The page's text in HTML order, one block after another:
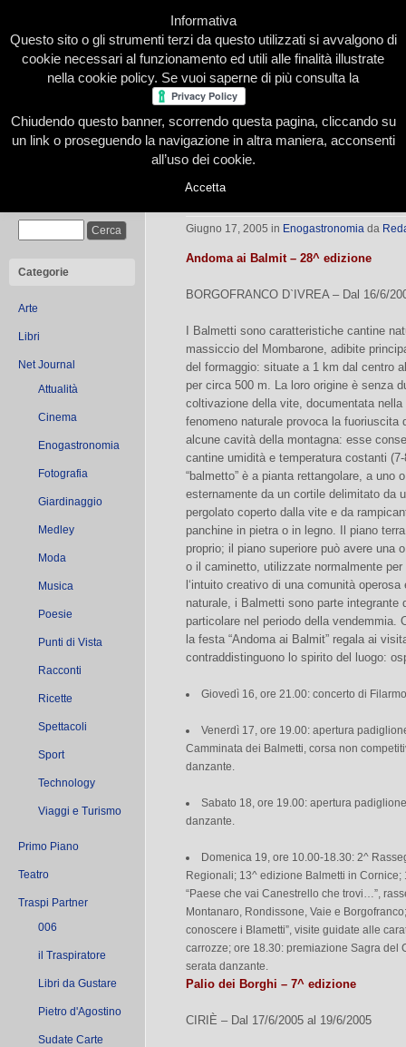
Home Presentazione Redazione Le nostre firme
Categorie
Arte
Libri
Net Journal
Attualità
Cinema
Enogastronomia
Fotografia
Giardinaggio
Medley
Moda
Musica
Poesie
Punti di Vista
Racconti
Ricette
Spettacoli
Sport
Technology
Viaggi e Turismo
Primo Piano
Teatro
Traspi Partner
006
il Traspiratore
Libri da Gustare
Pietro d'Agostino
Sudate Carte
Un weekend nel canavase
Giugno 17, 2005 in Enogastronomia da
Andoma ai Balmit – 28^ edizione
BORGOFRANCO D`IVREA – Dal 16/6/
I Balmetti sono caratteristiche cantine
massiccio del Mombarone, adibite
del formaggio: situate a 1 km dal centro
per circa 500 m. La loro origine è senza
coltivazione della vite, documentata
fenomeno naturale provoca la fuoriuscita
alcune cavità della montagna: esse
cantine umidità e temperatura costanti
“balmetto” è a pianta rettangolare, a uno
esternamente da un cortile delimitato da
pergolato coperto dalla vite e da
panchine in pietra o in legno. Il piano
proprio; il piano superiore può avere una
o il caminetto, utilizzate normalmente
l‘intuito creativo di una comunità
naturale, i Balmetti sono parte
particolare nel periodo della vendemmia.
la festa “Andoma ai Balmit” regala ai
contraddistinguono lo spirito del luogo:
Giovedì 16, ore 21.00: concerto di
Venerdì 17, ore 19.00: apertura
Camminata dei Balmetti, corsa non
danzante.
Sabato 18, ore 19.00: apertura
danzante.
Domenica 19, ore 10.00-18.30: 2^
Regionali; 13^ edizione Balmetti in
“Paese che vai Canestrello che trovi…”,
Montanaro, Rondissone, Vaie e
conoscere i Blametti”, visite guidate alle
carrozze; ore 18.30: premiazione Sagra del
serata danzante.
Palio dei Borghi – 7^ edizione
CIRIÈ – Dal 17/6/2005 al 19/6/2005
Informativa
Questo sito o gli strumenti terzi da questo utilizzati si avvalgono di
cookie necessari al funzionamento ed utili alle finalità illustrate
nella cookie policy. Se vuoi saperne di più consulta la
Chiudendo questo banner, scorrendo questa pagina, cliccando su
un link o proseguendo la navigazione in altra maniera, acconsenti
all’uso dei cookie.
Accetta